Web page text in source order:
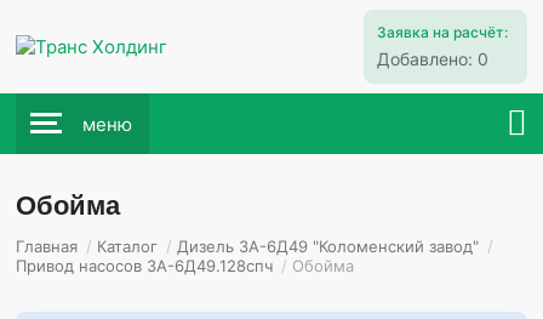
Заявка на расчёт:
Добавлено: 0
меню
Обойма
Главная / Каталог / Дизель 3А-6Д49 "Коломенский завод" /
Привод насосов 3А-6Д49.128спч / Обойма